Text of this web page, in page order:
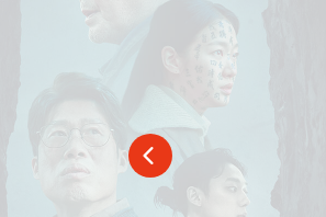
番組ジャンル